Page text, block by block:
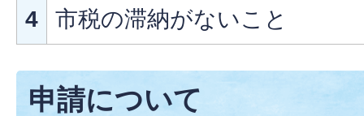
4
市税の滞納がないこと
申請について